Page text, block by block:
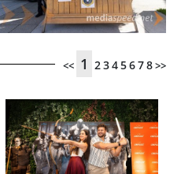
<< 1 2345678>>